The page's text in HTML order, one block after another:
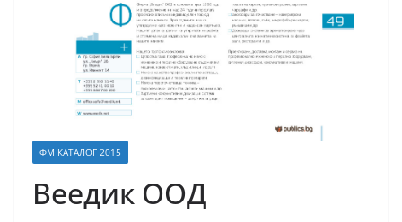
ФМ КАТАЛОГ 2015
Веедик ООД